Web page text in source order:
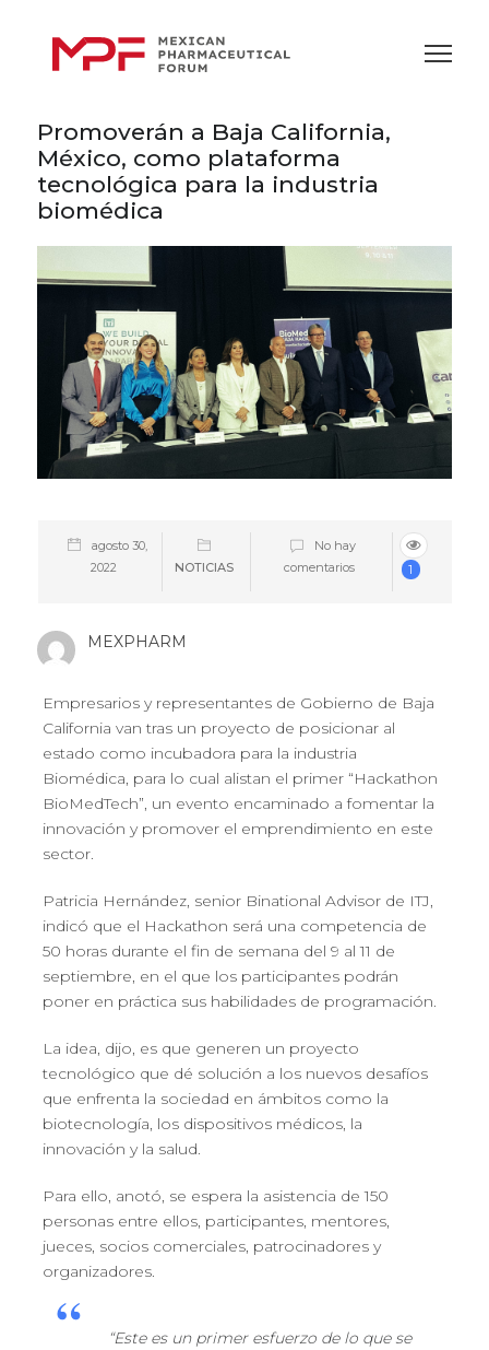
Promoverán a Baja California,
México, como plataforma
tecnológica para la industria
biomédica
agosto 30,
2022
NOTICIAS
No hay
comentarios
1
MEXPHARM
Empresarios y representantes de Gobierno de Baja
California van tras un proyecto de posicionar al
estado como incubadora para la industria
Biomédica, para lo cual alistan el primer “Hackathon
BioMedTech”, un evento encaminado a fomentar la
innovación y promover el emprendimiento en este
sector.
Patricia Hernández, senior Binational Advisor de ITJ,
indicó que el Hackathon será una competencia de
50 horas durante el fin de semana del 9 al 11 de
septiembre, en el que los participantes podrán
poner en práctica sus habilidades de programación.
La idea, dijo, es que generen un proyecto
tecnológico que dé solución a los nuevos desafíos
que enfrenta la sociedad en ámbitos como la
biotecnología, los dispositivos médicos, la
innovación y la salud.
Para ello, anotó, se espera la asistencia de 150
personas entre ellos, participantes, mentores,
jueces, socios comerciales, patrocinadores y
organizadores.
“Este es un primer esfuerzo de lo que se